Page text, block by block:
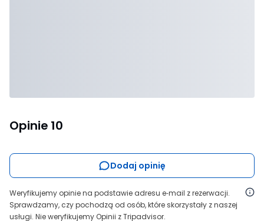
Opinie 10
Dodaj opinię
Weryfikujemy opinie na podstawie adresu e‑mail z rezerwacji.
Sprawdzamy, czy pochodzą od osób, które skorzystały z naszej
usługi. Nie weryfikujemy Opinii z Tripadvisor.